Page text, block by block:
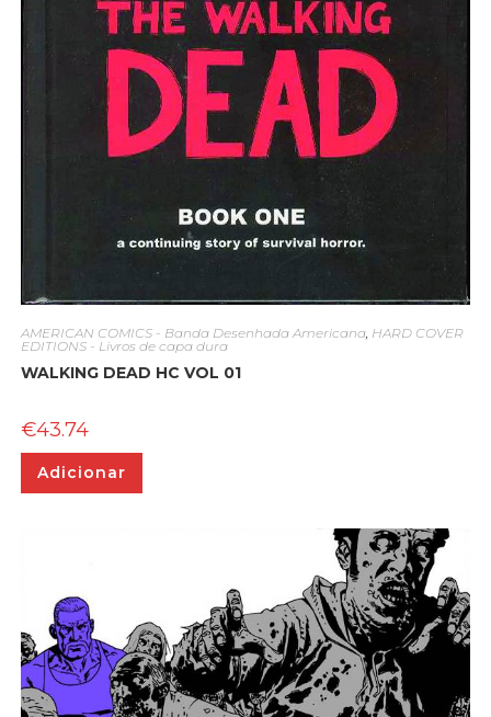
AMERICAN COMICS - Banda Desenhada Americana, HARD COVER
EDITIONS - Livros de capa dura
WALKING DEAD HC VOL 01
€43.74
Adicionar